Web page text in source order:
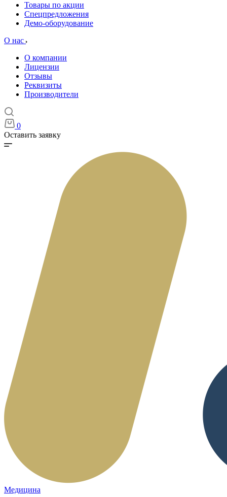
Товары по акции
Спецпредложения
Демо-оборудование
О нас
О компании
Лицензии
Отзывы
Реквизиты
Производители
0
Оставить заявку
Медицина